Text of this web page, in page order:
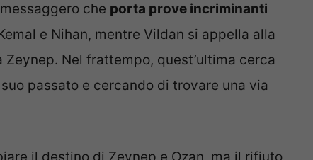
che porta prove incriminanti
e Nihan, mentre Vildan si appella alla
Nel frattempo, quest’ultima cerca
passato e cercando di trovare una via
il destino di Zeynep e Ozan, ma il rifiuto